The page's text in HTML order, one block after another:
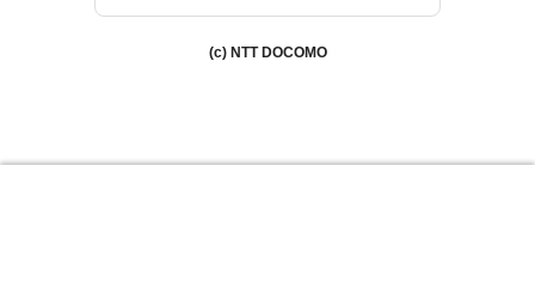
(c) NTT DOCOMO